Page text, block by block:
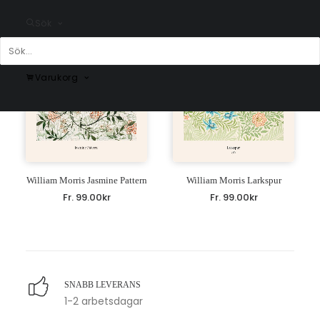
Varukorg
William Morris Jasmine Pattern
Fr. 99.00kr
William Morris Larkspur
Fr. 99.00kr
SNABB LEVERANS
1-2 arbetsdagar